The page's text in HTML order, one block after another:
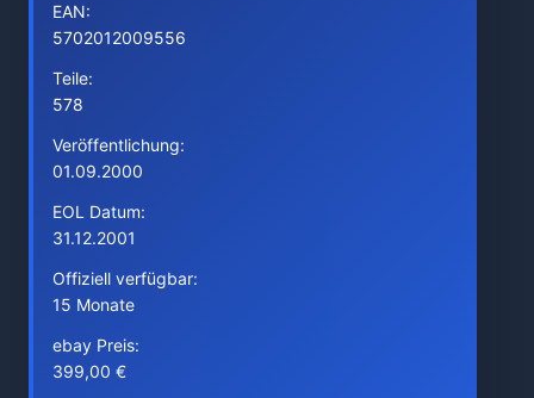
EAN:
5702012009556
Teile:
578
Veröffentlichung:
01.09.2000
EOL Datum:
31.12.2001
Offiziell verfügbar:
15 Monate
ebay Preis:
399,00 €